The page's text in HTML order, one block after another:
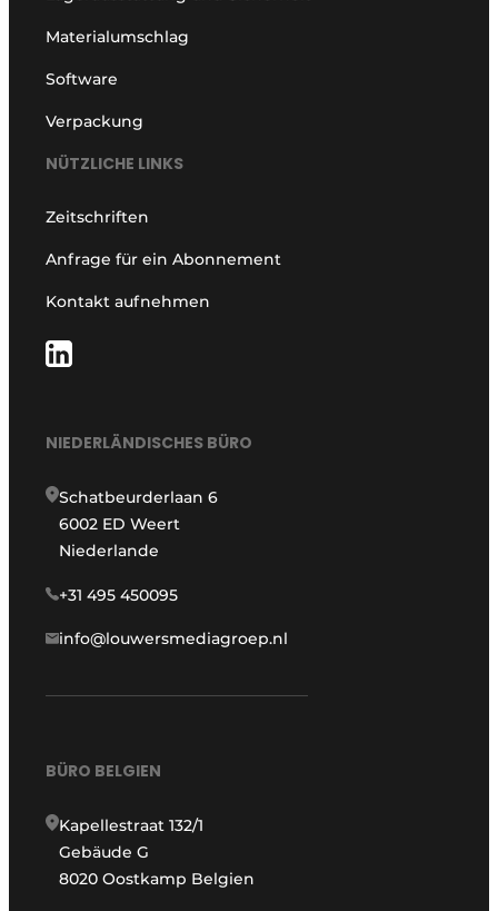
Materialumschlag
Software
Verpackung
NÜTZLICHE LINKS
Zeitschriften
Anfrage für ein Abonnement
Kontakt aufnehmen
NIEDERLÄNDISCHES BÜRO
Schatbeurderlaan 6
6002 ED Weert
Niederlande
+31 495 450095
info@louwersmediagroep.nl
BÜRO BELGIEN
Kapellestraat 132/1
Gebäude G
8020 Oostkamp Belgien